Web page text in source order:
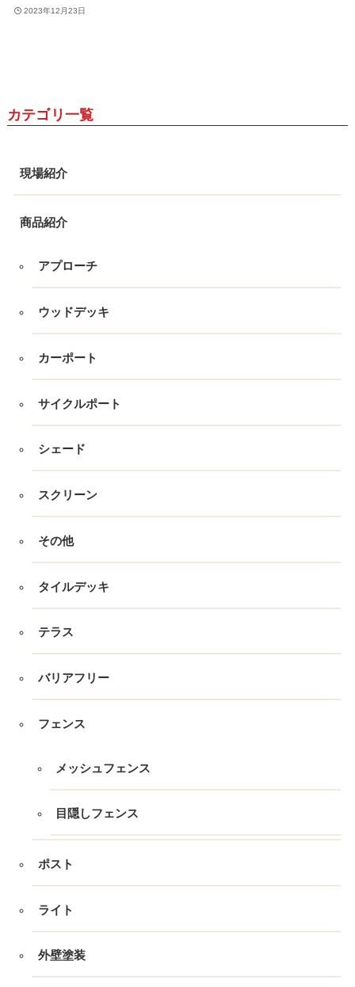
2023年12月23日
カテゴリ一覧
現場紹介
商品紹介
アプローチ
ウッドデッキ
カーポート
サイクルポート
シェード
スクリーン
その他
タイルデッキ
テラス
バリアフリー
フェンス
メッシュフェンス
目隠しフェンス
ポスト
ライト
外壁塗装